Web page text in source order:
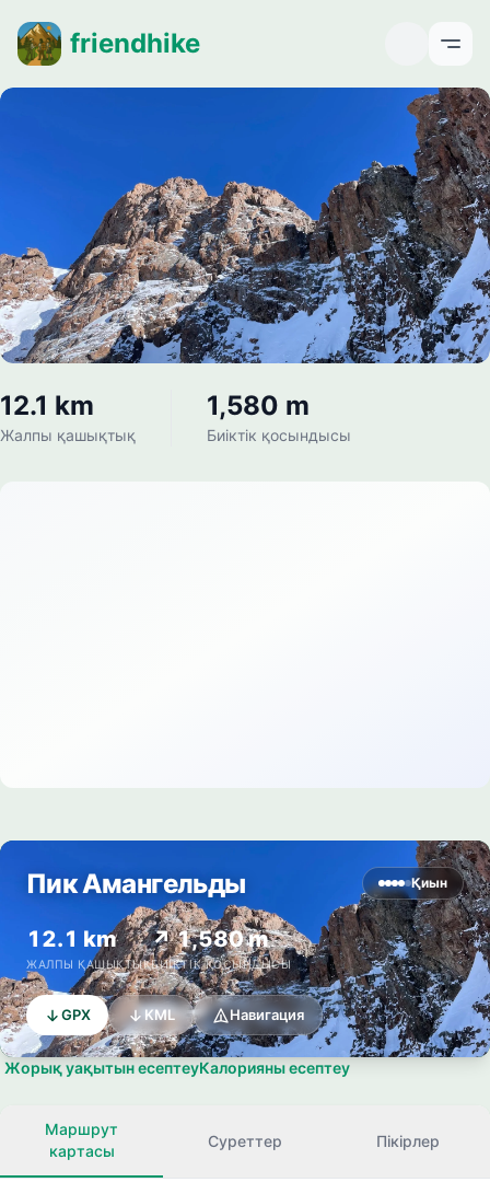
friendhike
12.1 km
Жалпы қашықтық
1,580 m
Биіктік қосындысы
Пик Амангельды Қиын
12.1 km
ЖАЛПЫ ҚАШЫҚТЫҚ
↗ 1,580 m
БИІКТІК ҚОСЫНДЫСЫ
GPX KML Навигация
Жорық уақытын есептеуКалорияны есептеу
Маршрут
картасы
Суреттер Пікірлер